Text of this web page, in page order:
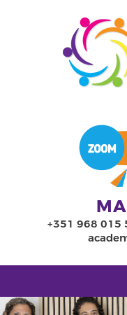
+351 968 015